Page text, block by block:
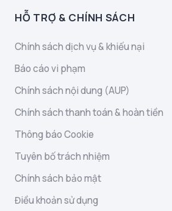
HỖ TRỢ & CHÍNH SÁCH
Chính sách dịch vụ & khiếu nại
Báo cáo vi phạm
Chính sách nội dung (AUP)
Chính sách thanh toán & hoàn tiền
Thông báo Cookie
Tuyên bố trách nhiệm
Chính sách bảo mật
Điều khoản sử dụng